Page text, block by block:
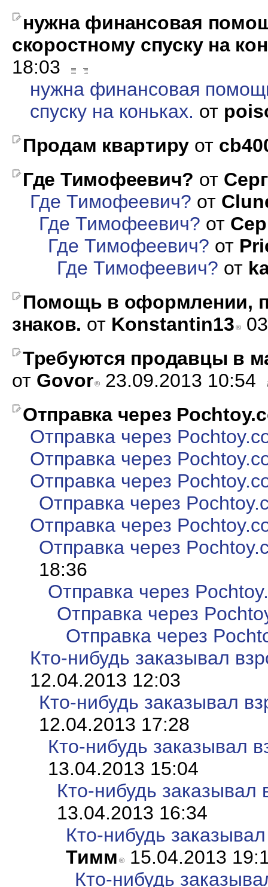
нужна финансовая
скоростному спуску на
18:03
нужна финансовая
спуску на коньках. от
Продам квартиру от
Где Тимофеевич? от
Где Тимофеевич? от
Где Тимофеевич? от
Где Тимофеевич? от
Где Тимофеевич? от
Помощь в оформлении,
знаков. от Konstantin13
Требуются продавцы в
от Govor 23.09.2013 10:54
Отправка через
Отправка через
Отправка через
Отправка через
Отправка через
Отправка через
Отправка через
18:36
Отправка через
Отправка через
Отправка через
Кто-нибудь заказывал
12.04.2013 12:03
Кто-нибудь заказывал
12.04.2013 17:28
Кто-нибудь заказывал
13.04.2013 15:04
Кто-нибудь
13.04.2013 16:34
Кто-нибудь
Тимм
15.04.2013
Кто-нибудь